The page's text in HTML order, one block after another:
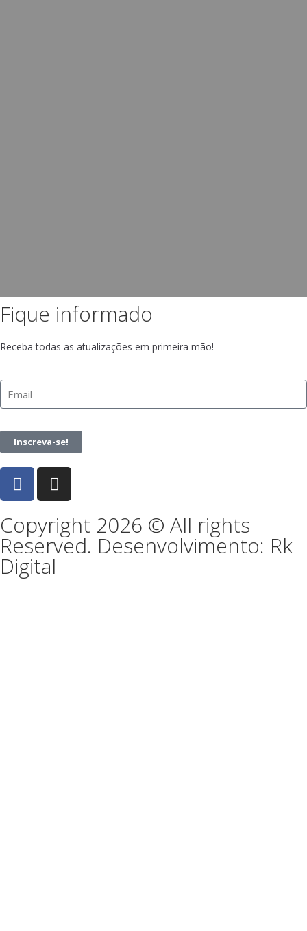
Fique informado
Receba todas as atualizações em primeira mão!
Inscreva-se!
Copyright 2026 © All rights
Reserved. Desenvolvimento: Rk
Digital